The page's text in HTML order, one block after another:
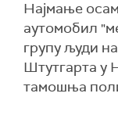
Најмање
аутомобил
групу људи
Штутгарта у
тамошња